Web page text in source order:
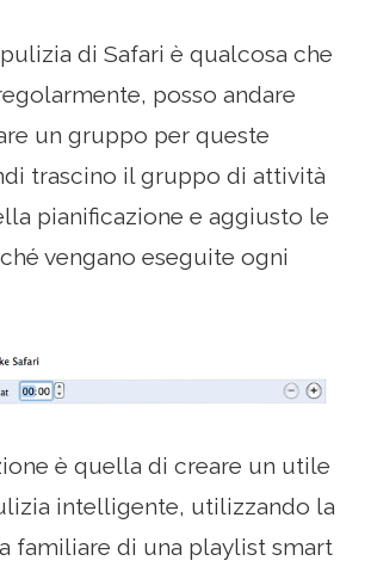
di Safari è qualcosa che
posso andare
un gruppo per queste
trascino il gruppo di attività
pianificazione e aggiusto le
vengano eseguite ogni
è quella di creare un utile
intelligente, utilizzando la
familiare di una playlist smart